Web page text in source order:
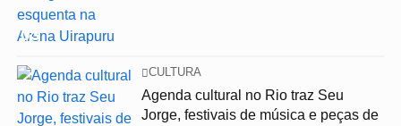
03
CULTURA
Agenda cultural no Rio traz Seu
Jorge, festivais de música e peças de